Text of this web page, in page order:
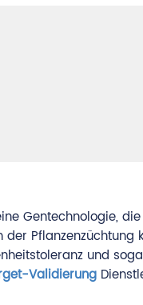
Gentechnologie,
Pflanzenzüchtung
und
Validierung